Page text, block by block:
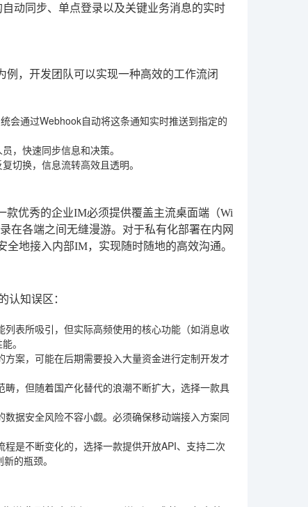
动同步、单点登录以及关键业务消息的实时
，开发团队可以实现一种高效的工作流闭
会通过Webhook自动将这条通知实时推送到指定的
，快速同步信息和决策。
切换，信息流转高效且透明。
优秀的企业IM必须提供覆盖主流桌面端（Wi
在各端之间无缝漫游。对于私有化部署在内网
地接入内部IM，实现随时随地的高效沟通。
认知误区：
列表所吸引，但实际高频使用的核心功能（如消息收
。
方案，可能在后期需要投入大量资金进行定制开发才
畴，但随着国产化替代的浪潮不断扩大，选择一款具
数据安全风险不容小觑。必须确保移动端接入方案同
程是不断变化的，选择一款提供开放API、支持二次
的瓶颈。